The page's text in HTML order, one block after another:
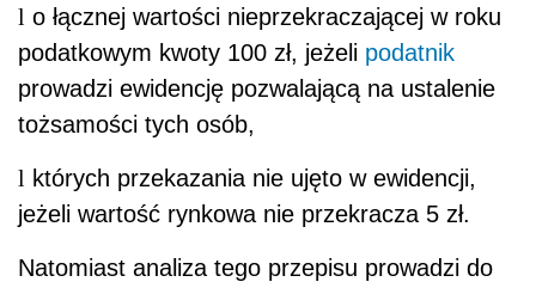
l o łącznej wartości nieprzekraczającej w roku
podatkowym kwoty 100 zł, jeżeli podatnik
prowadzi ewidencję pozwalającą na ustalenie
tożsamości tych osób,
l których przekazania nie ujęto w ewidencji,
jeżeli wartość rynkowa nie przekracza 5 zł.
Natomiast analiza tego przepisu prowadzi do